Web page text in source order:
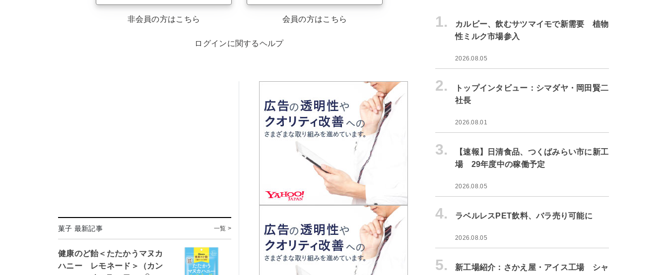
非会員の方はこちら 会員の方はこちら
ログインに関するヘルプ
菓子 最新記事 一覧 >
健康のど飴＜たたかうマヌカ
ハニー レモネード＞（カン
1.
カルビー、飲むサツマイモで新需要 植物
性ミルク市場参入
2026.08.05
2.
トップインタビュー：シマダヤ・岡田賢二
社長
2026.08.01
3.
【速報】日清食品、つくばみらい市に新工
場 29年度中の稼働予定
2026.08.05
4. ラベルレスPET飲料、バラ売り可能に
2026.08.05
5. 新工場紹介：さかえ屋・アイス工場 シャ